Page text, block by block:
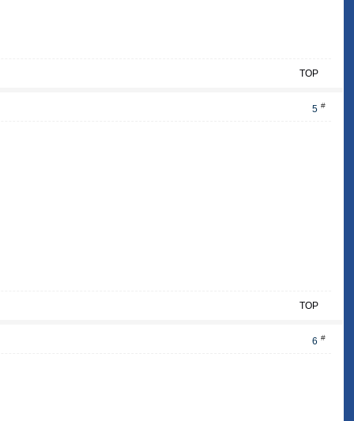
TOP
5 #
TOP
6 #